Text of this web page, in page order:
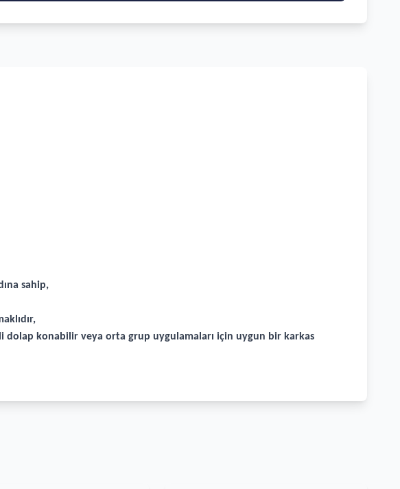
sahip,
dolap konabilir veya orta grup uygulamaları için uygun bir karkas